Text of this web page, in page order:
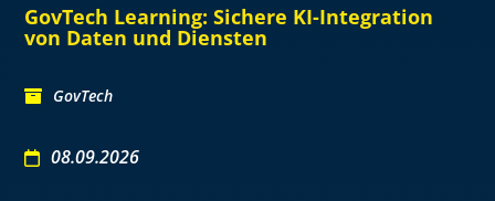
GovTech Learning: Sichere KI-Integration
von Daten und Diensten
GovTech
08.09.2026